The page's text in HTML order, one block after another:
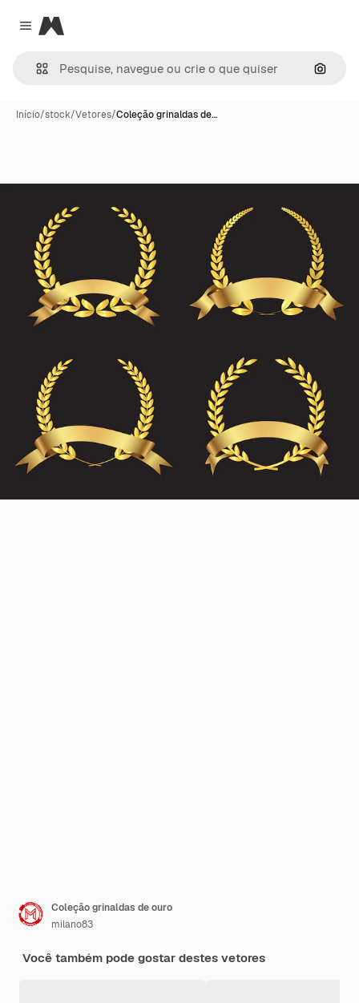
Close menu
Magnific
Início/stock/Vetores/Coleção grinaldas de…
Coleção grinaldas de ouro
milano83
Você também pode gostar destes vetores